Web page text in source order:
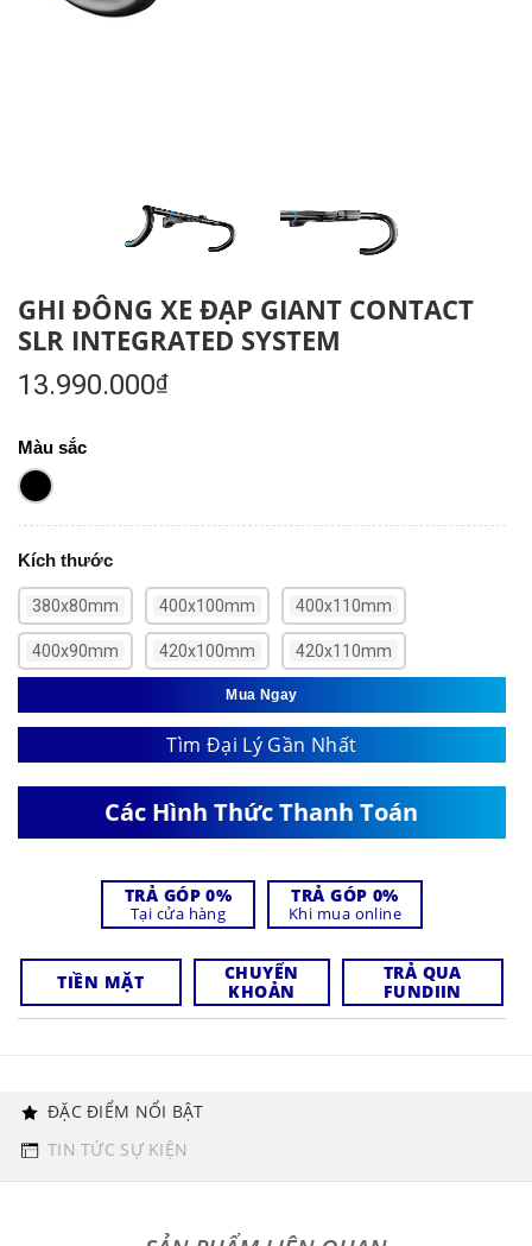
GHI ĐÔNG XE ĐẠP GIANT CONTACT
SLR INTEGRATED SYSTEM
13.990.000₫
Màu sắc
Kích thước
380x80mm 400x100mm 400x110mm
400x90mm 420x100mm 420x110mm
Mua Ngay
Tìm Đại Lý Gần Nhất
Các Hình Thức Thanh Toán
TRẢ GÓP 0%
Tại cửa hàng
TRẢ GÓP 0%
Khi mua online
TIỀN MẶT
CHUYỂN
KHOẢN
TRẢ QUA
FUNDIIN
ĐẶC ĐIỂM NỔI BẬT
TIN TỨC SỰ KIỆN